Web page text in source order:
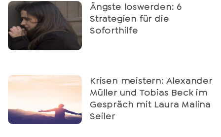
Ängste loswerden: 6
Strategien für die
Soforthilfe
Krisen meistern: Alexander
Müller und Tobias Beck im
Gespräch mit Laura Malina
Seiler